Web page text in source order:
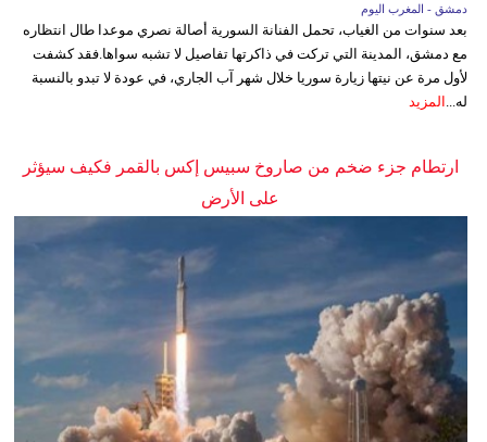
دمشق - المغرب اليوم
بعد سنوات من الغياب، تحمل الفنانة السورية أصالة نصري موعدا طال انتظاره
مع دمشق، المدينة التي تركت في ذاكرتها تفاصيل لا تشبه سواها.فقد كشفت
لأول مرة عن نيتها زيارة سوريا خلال شهر آب الجاري، في عودة لا تبدو بالنسبة
له... المزيد
ارتطام جزء ضخم من صاروخ سبيس إكس بالقمر فكيف سيؤثر
على الأرض